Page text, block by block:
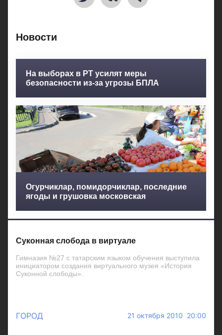
Новости
На выборах в РТ усилят меры
безопасности из-за угрозы БПЛА
Огурчиклар, помидорчиклар, последние
ягоды и грушовка московская
Суконная слобода в виртуале
Гимназия №27 с татарским языком обучения выступила
инициатором создания виртуального музея «История
Суконной слободы».
ГОРОД 21 октября 2010 20:00